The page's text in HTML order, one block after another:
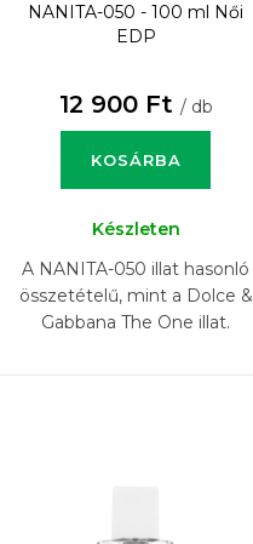
NANITA-050 - 100 ml
Női
EDP
12 900 Ft / db
KOSÁRBA
Készleten
A NANITA-050 illat hasonló
összetételű, mint a Dolce &
Gabbana The One illat.